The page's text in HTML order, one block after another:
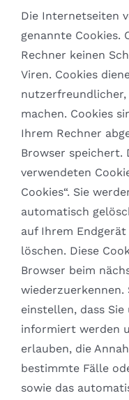
Die Internetseiten
genannte Cookies.
Rechner keinen
Viren. Cookies
machen. Cookies
Ihrem Rechner
Browser speichert.
verwendeten
Cookies“. Sie
automatisch
auf Ihrem
löschen. Diese
Browser beim
wiederzuerkennen.
einstellen, dass
informiert werden
erlauben, die
bestimmte Fälle
sowie das